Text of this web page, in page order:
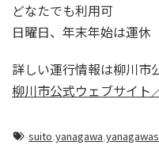
どなたでも利用可
日曜日、年末年始は運
詳しい運行情報は柳川市
柳川市公式ウェブサイト
-suito,yanagawa,